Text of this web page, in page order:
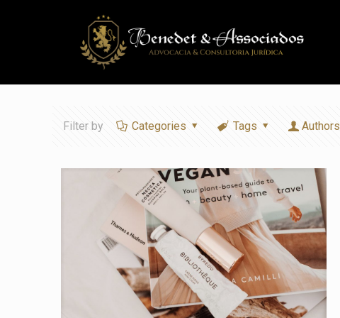
Filter by Categories Tags Authors